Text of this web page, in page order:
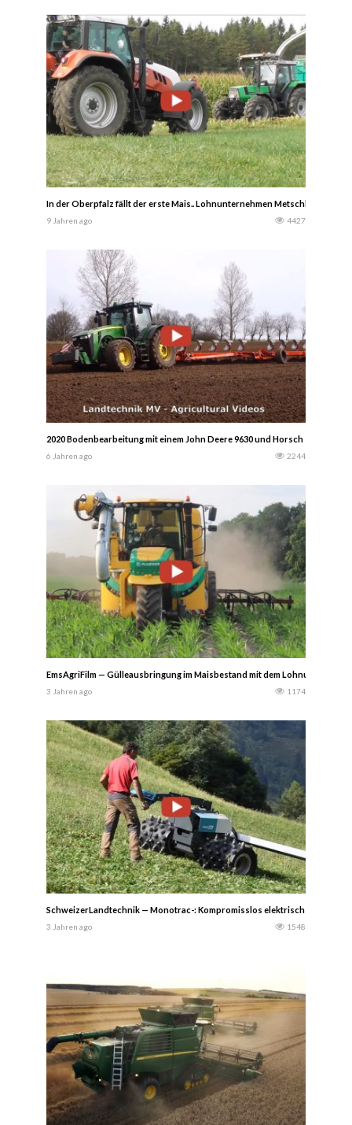
In der Oberpfalz fällt der erste Mais.. Lohnunternehmen Metschl war mit
9 Jahren ago 4427
2020 Bodenbearbeitung mit einem John Deere 9630 und Horsch Tiger
6 Jahren ago 2244
EmsAgriFilm — Gülleausbringung im Maisbestand mit dem
3 Jahren ago 1174
SchweizerLandtechnik — Monotrac-: Kompromisslos elektrisch – Ein
3 Jahren ago 1548